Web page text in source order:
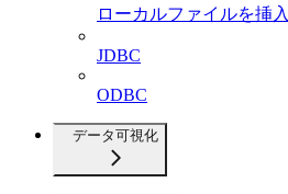
ローカルファイルを挿入
JDBC
ODBC
データ可視化